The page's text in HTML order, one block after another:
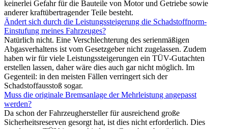
keinerlei Gefahr für die Bauteile von Motor und Getriebe sowie
anderer kraftübertragender Teile besteht.
Ändert sich durch die Leistungssteigerung die Schadstoffnorm-
Einstufung meines Fahrzeuges?
Natürlich nicht. Eine Verschlechterung des serienmäßigen
Abgasverhaltens ist vom Gesetzgeber nicht zugelassen. Zudem
haben wir für viele Leistungssteigerungen ein TÜV-Gutachten
erstellen lassen, daher wäre dies auch gar nicht möglich. Im
Gegenteil: in den meisten Fällen verringert sich der
Schadstoffausstoß sogar.
Muss die originale Bremsanlage der Mehrleistung angepasst
werden?
Da schon der Fahrzeughersteller für ausreichend große
Sicherheitsreserven gesorgt hat, ist dies nicht erforderlich. Dies